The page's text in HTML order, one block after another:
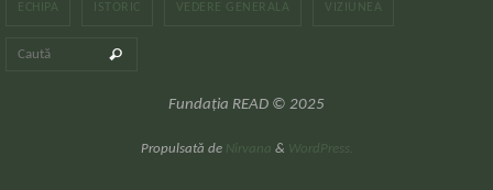
ECHIPA ISTORIC VEDERE GENERALA VIZIUNEA
Caută
Fundația READ © 2025
Propulsată de Nirvana & WordPress.